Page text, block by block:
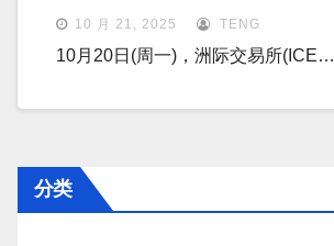
10 月 21, 2025 TENG
10月20日(周一)，洲际交易所(ICE…
分类